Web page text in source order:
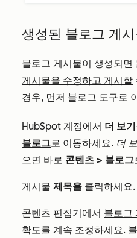
생성된 블로그 게
블로그 게시물이 생성되면
게시물을 수정하고 게시할
경우, 먼저 블로그 도구로
HubSpot 계정에서 더 보기
블로그로 이동하세요. 더
으면 바로 콘텐츠 > 블로그
게시물 제목을 클릭하세요.
콘텐츠 편집기에서 블로그
확도를 계속 조정하세요.